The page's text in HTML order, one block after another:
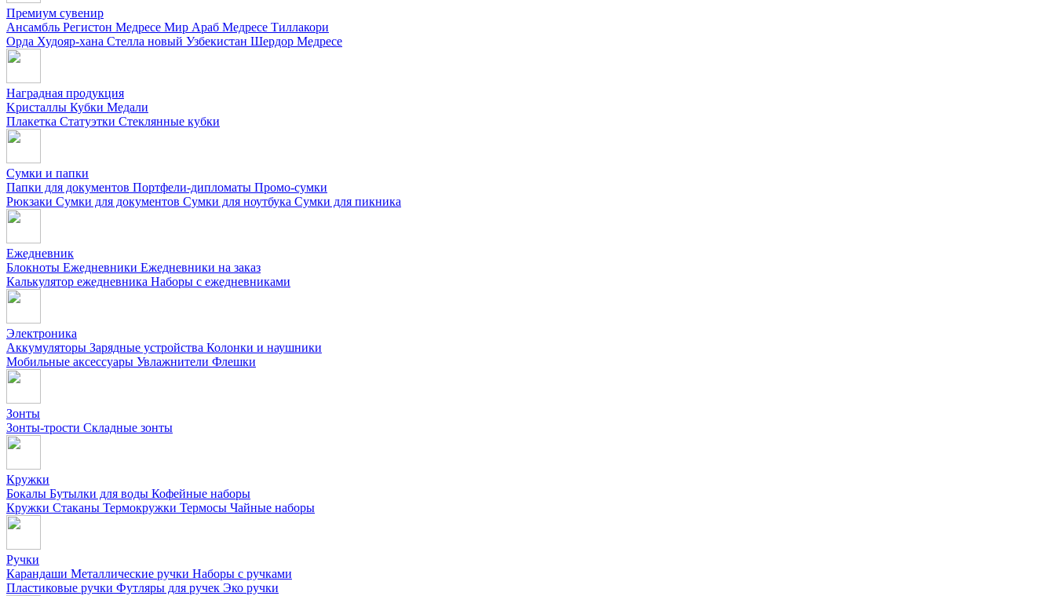
Премиум сувенир
Ансамбль Регистон Медресе Мир Араб Медресе Тиллакори
Орда Худояр-хана Стелла новый Узбекистан Шердор Медресе
Наградная продукция
Kристаллы Кубки Медали
Плакетка Статуэтки Стеклянные кубки
Сумки и папки
Папки для документов Портфели-дипломаты Промо-сумки
Рюкзаки Сумки для документов Сумки для ноутбука Сумки для пикника
Ежедневник
Блокноты Ежедневники Ежедневники на заказ
Калькулятор ежедневника Наборы с ежедневниками
Электроника
Аккумуляторы Зарядные устройства Колонки и наушники
Мобильные аксессуары Увлажнители Флешки
Зонты
Зонты-трости Складные зонты
Кружки
Бокалы Бутылки для воды Кофейные наборы
Кружки Стаканы Термокружки Термосы Чайные наборы
Ручки
Карандаши Металлические ручки Наборы с ручками
Пластиковые ручки Футляры для ручек Эко ручки